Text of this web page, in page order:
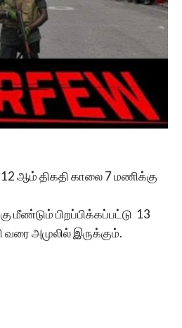
ஆம் திகதி காலை 7 மணிக்கு
மீண்டும் பிறப்பிக்கப்பட்டு 13
அமுலில் இருக்கும்.